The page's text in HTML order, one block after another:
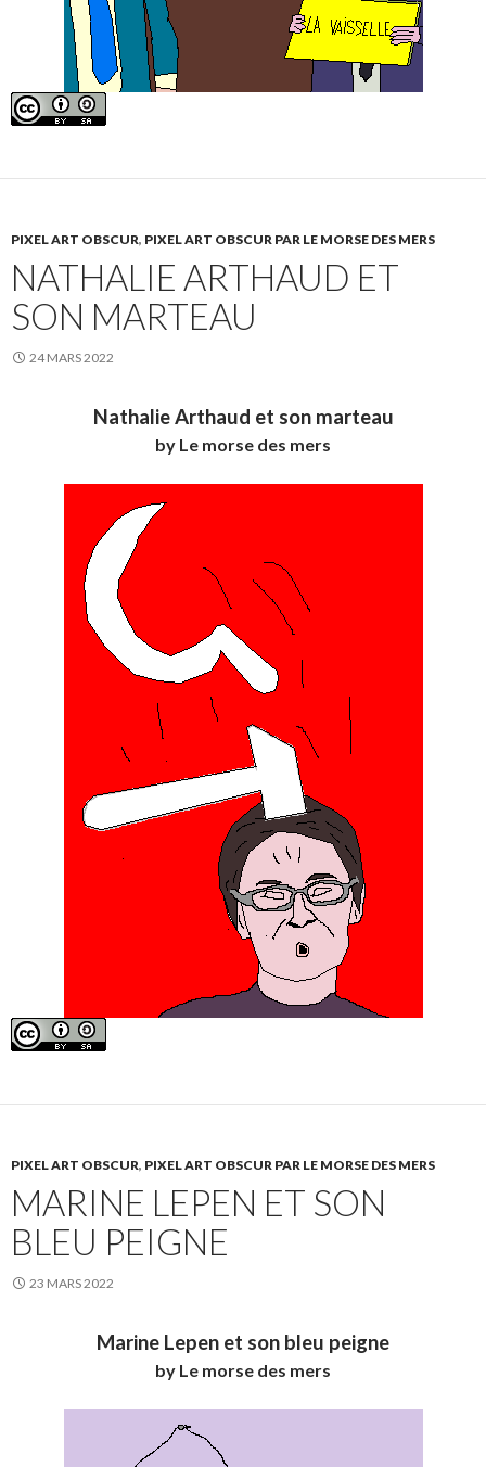
PIXEL ART OBSCUR, PIXEL ART OBSCUR PAR LE MORSE DES MERS
NATHALIE ARTHAUD ET
SON MARTEAU
24 MARS 2022
Nathalie Arthaud et son marteau
by Le morse des mers
PIXEL ART OBSCUR, PIXEL ART OBSCUR PAR LE MORSE DES MERS
MARINE LEPEN ET SON
BLEU PEIGNE
23 MARS 2022
Marine Lepen et son bleu peigne
by Le morse des mers